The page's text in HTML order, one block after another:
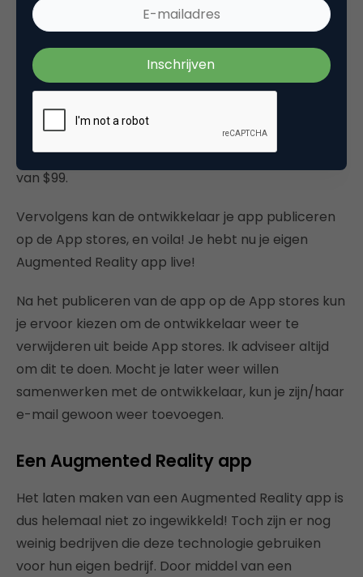
moet namelijk geaccepteerd worden door Google
en Apple voordat je jouw app live kunt hebben op
de App Stores.
Voor Google Play is er een eenmalige betaling
vereist van $25.
Voor de Apple App Store is er een jaarlijkse betaling
van $99.
Vervolgens kan de ontwikkelaar je app publiceren
op de App stores, en voila! Je hebt nu je eigen
Augmented Reality app live!
Na het publiceren van de app op de App stores kun
je ervoor kiezen om de ontwikkelaar weer te
verwijderen uit beide App stores. Ik adviseer altijd
om dit te doen. Mocht je later weer willen
samenwerken met de ontwikkelaar, kun je zijn/haar
e-mail gewoon weer toevoegen.
Een Augmented Reality app
Het laten maken van een Augmented Reality app is
dus helemaal niet zo ingewikkeld! Toch zijn er nog
weinig bedrijven die deze technologie gebruiken
voor hun eigen bedrijf. Door middel van een